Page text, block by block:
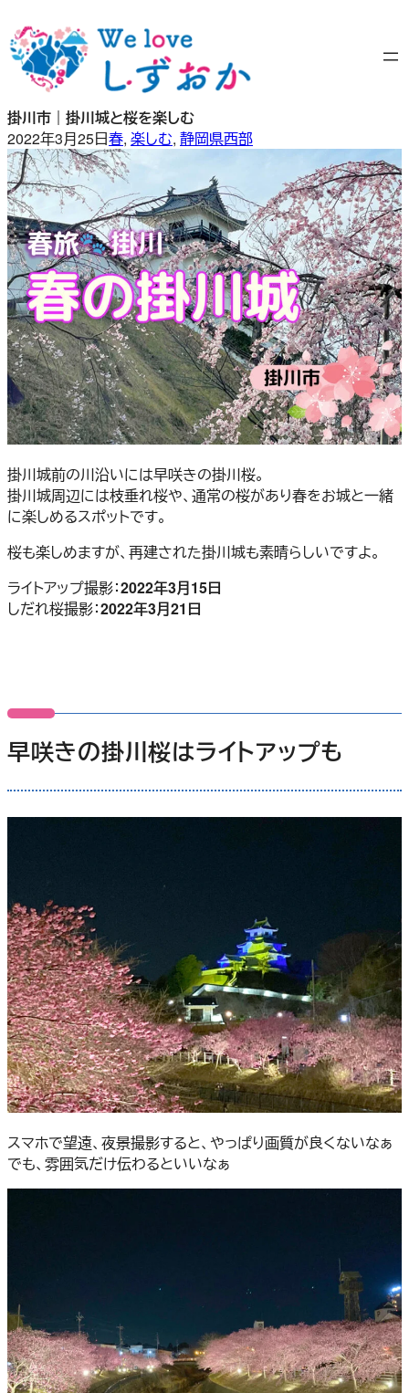
容
を
ッ
プ
掛川市｜掛川城と桜を楽しむ
2022年3月25日春, 楽しむ, 静岡県西部
掛川城前の川沿いには早咲きの掛川桜。
掛川城周辺には枝垂れ桜や、通常の桜があり春をお城と一緒
に楽しめるスポットです。
桜も楽しめますが、再建された掛川城も素晴らしいですよ。
ライトアップ撮影：2022年3月15日
しだれ桜撮影：2022年3月21日
早咲きの掛川桜はライトアップも
スマホで望遠、夜景撮影すると、やっぱり画質が良くないなぁ
でも、雰囲気だけ伝わるといいなぁ